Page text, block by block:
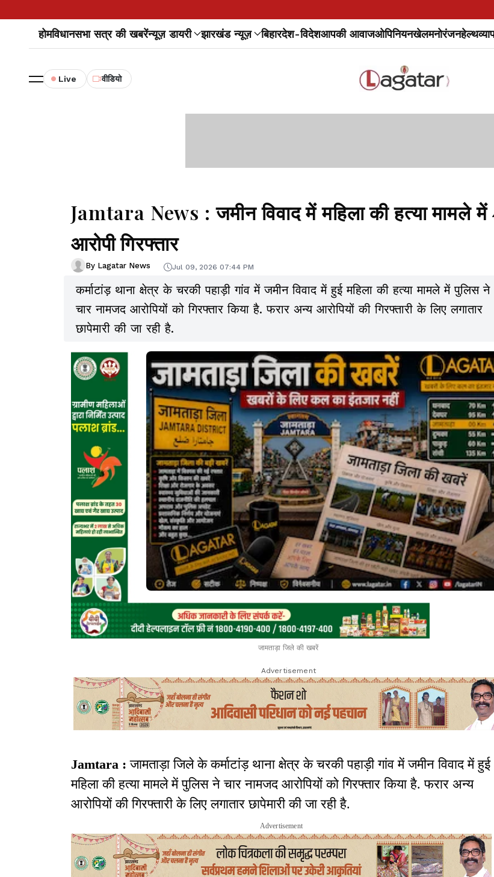
होमविधानसभा सत्र की खबरेंन्यूज़ डायरी झारखंड न्यूज़ बिहारदेश-विदेशआपकी आवाजओपिनियनखेलमनोरंजनहेल्थ
Live वीडियो
Jamtara News : जमीन विवाद में महिला की हत्या मामले में
आरोपी गिरफ्तार
By Lagatar News Jul 09, 2026 07:44 PM
कर्माटांड़ थाना क्षेत्र के चरकी पहाड़ी गांव में जमीन विवाद में हुई महिला की हत्या मामले में पुलिस ने
चार नामजद आरोपियों को गिरफ्तार किया है. फरार अन्य आरोपियों की गिरफ्तारी के लिए लगातार
छापेमारी की जा रही है.
जामताड़ा जिले की खबरें
Advertisement
Jamtara : जामताड़ा जिले के कर्माटांड़ थाना क्षेत्र के चरकी पहाड़ी गांव में जमीन विवाद में हुई
महिला की हत्या मामले में पुलिस ने चार नामजद आरोपियों को गिरफ्तार किया है. फरार अन्य
आरोपियों की गिरफ्तारी के लिए लगातार छापेमारी की जा रही है.
Advertisement